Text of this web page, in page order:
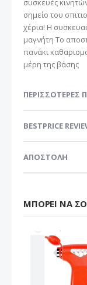
συσκευές
σημείο του
χέρια! Η
μαγνήτη Το
πανάκι
μέρη της βάσης
ΠΕΡΙΣΣΌΤΕΡΕΣ
BESTPRICE
ΑΠΟΣΤΟΛΗ
ΜΠΟΡΕΊ ΝΑ